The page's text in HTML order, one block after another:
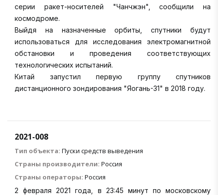
серии ракет-носителей "Чанчжэн", сообщили на
космодроме.
Выйдя на назначенные орбиты, спутники будут
использоваться для исследования электромагнитной
обстановки и проведения соответствующих
технологических испытаний.
Китай запустил первую группу спутников
дистанционного зондирования "Яогань-31" в 2018 году.
2021-008
Тип объекта: Пуски средств выведения
Страны производители: Россия
Страны операторы: Россия
2 февраля 2021 года, в 23:45 минут по московскому